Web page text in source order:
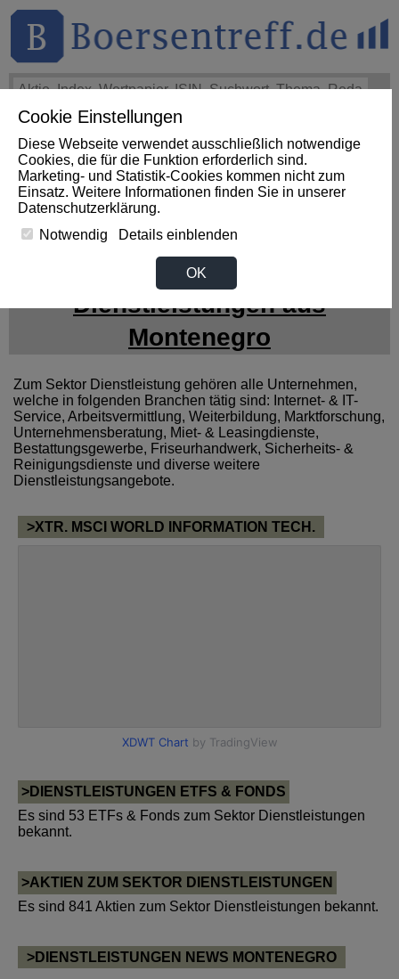
Cookie Einstellungen
Diese Webseite verwendet ausschließlich notwendige
Cookies, die für die Funktion erforderlich sind.
Marketing- und Statistik-Cookies kommen nicht zum
Einsatz. Weitere Informationen finden Sie in unserer
Datenschutzerklärung.
Notwendig
Details einblenden
OK
THEMEN HOT-STOCKS
Impact News +++ First Phosphate Corp.: First Phosphate
Announces Uplisting of American Depositary Receipt (ADR)
to Nasdaq... (Newsfile) +++ FIRST PHOSPHATE Aktie
+4,02%
News zum Sektor
Dienstleistungen aus
Montenegro
Zum Sektor Dienstleistung gehören alle Unternehmen,
welche in folgenden Branchen tätig sind: Internet- & IT-
Service, Arbeitsvermittlung, Weiterbildung, Marktforschung,
Unternehmensberatung, Miet- & Leasingdienste,
Bestattungsgewerbe, Friseurhandwerk, Sicherheits- &
Reinigungsdienste und diverse weitere
Dienstleistungsangebote.
>XTR. MSCI WORLD INFORMATION TECH.
>DIENSTLEISTUNGEN ETFS & FONDS
Es sind 53 ETFs & Fonds zum Sektor Dienstleistungen
bekannt.
>AKTIEN ZUM SEKTOR DIENSTLEISTUNGEN
Es sind 841 Aktien zum Sektor Dienstleistungen bekannt.
>DIENSTLEISTUNGEN NEWS MONTENEGRO